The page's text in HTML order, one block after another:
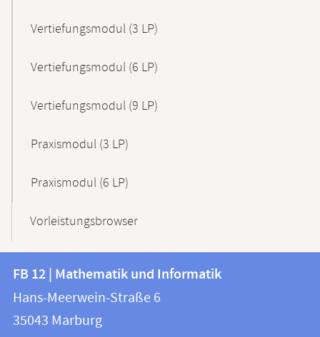
Vertiefungsmodul (3 LP)
Vertiefungsmodul (6 LP)
Vertiefungsmodul (9 LP)
Praxismodul (3 LP)
Praxismodul (6 LP)
Vorleistungsbrowser
Kontakt
und
Informationen
FB
12
|
FB 12 | Mathematik und Informatik
Hans-Meerwein-Straße 6
35043 Marburg